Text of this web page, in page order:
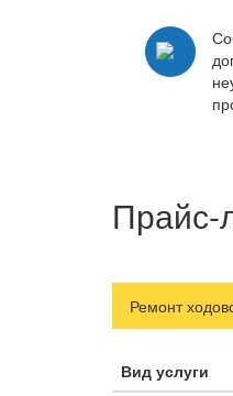
Прайс-
Ремонт
Вид услуги